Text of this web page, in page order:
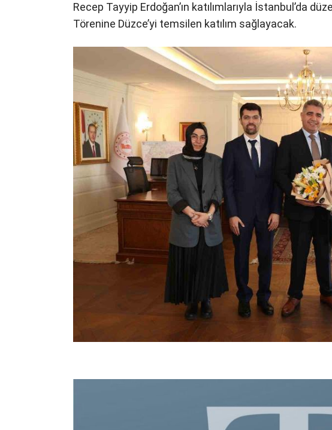
Recep Tayyip Erdoğan’ın katılımlarıyla İstanbul’da
Törenine Düzce’yi temsilen katılım sağlayacak.